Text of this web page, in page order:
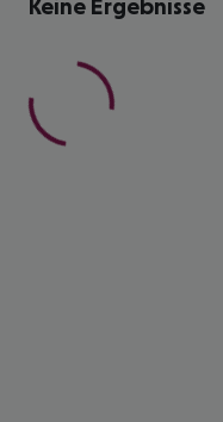
Keine Ergebnisse